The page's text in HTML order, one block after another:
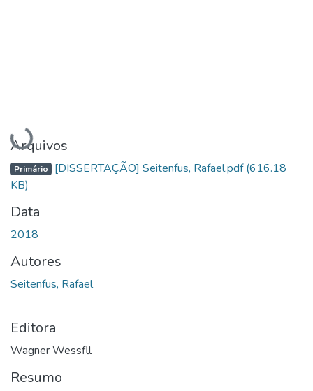
Carregando...
Arquivos
Primário [DISSERTAÇÃO] Seitenfus, Rafael.pdf(616.18
KB)
Data
2018
Autores
Seitenfus, Rafael
Editora
Wagner Wessfll
Resumo